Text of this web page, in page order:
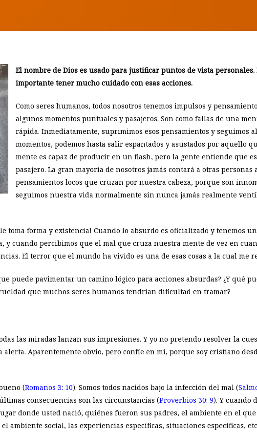
El nombre de Dios es usado para justificar puntos de vista personales.
importante tener mucho cuidado con esas acciones.
Como seres humanos, todos nosotros tenemos impulsos y
algunos momentos puntuales y pasajeros. Son como fallas de una
rápida. Inmediatamente, suprimimos esos pensamientos y seguimos
momentos, podemos hasta salir espantados y asustados por aquello
mente es capaz de producir en un flash, pero la gente entiende que
pasajero. La gran mayoría de nosotros jamás contará a otras personas
pensamientos locos que cruzan por nuestra cabeza, porque son
seguimos nuestra vida normalmente sin nunca jamás realmente
toma forma y existencia! Cuando lo absurdo es oficializado y tenemos
cuando percibimos que el mal que cruza nuestra mente de vez en
El terror que el mundo ha vivido es una de esas cosas a la cual me
puede pavimentar un camino lógico para acciones absurdas? ¿Y qué
que muchos seres humanos tendrían dificultad en tramar?
las miradas lanzan sus impresiones. Y yo no pretendo resolver la
Aparentemente obvio, pero confíe en mí, porque soy cristiano
(Romanos 3: 10). Somos todos nacidos bajo la infección del mal (
consecuencias son las circunstancias (Proverbios 30: 9). Y cuando
donde usted nació, quiénes fueron sus padres, el ambiente en el
ambiente social, las experiencias específicas, situaciones específicas,